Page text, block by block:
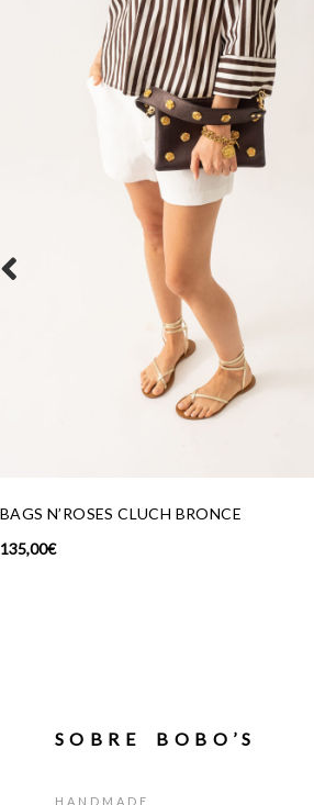
GAFAS
55,00
SOBRE BOBO’S
HANDMADE